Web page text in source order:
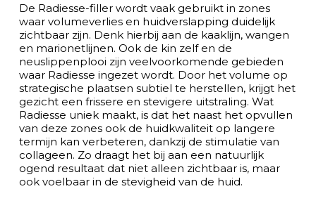
De Radiesse-filler wordt vaak gebruikt in zones
waar volumeverlies en huidverslapping duidelijk
zichtbaar zijn. Denk hierbij aan de kaaklijn, wangen
en marionetlijnen. Ook de kin zelf en de
neuslippenplooi zijn veelvoorkomende gebieden
waar Radiesse ingezet wordt. Door het volume op
strategische plaatsen subtiel te herstellen, krijgt het
gezicht een frissere en stevigere uitstraling. Wat
Radiesse uniek maakt, is dat het naast het opvullen
van deze zones ook de huidkwaliteit op langere
termijn kan verbeteren, dankzij de stimulatie van
collageen. Zo draagt het bij aan een natuurlijk
ogend resultaat dat niet alleen zichtbaar is, maar
ook voelbaar in de stevigheid van de huid.